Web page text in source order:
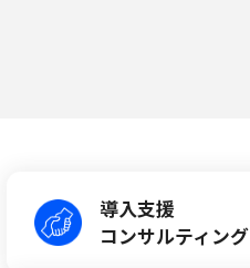
導入支援
コンサルティング